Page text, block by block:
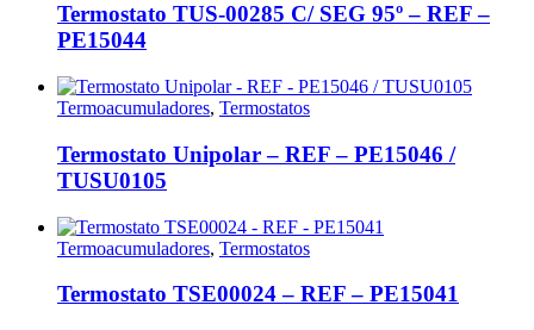
Termostato TUS-00285 C/ SEG 95º – REF –
PE15044
Termoacumuladores, Termostatos
Termostato Unipolar – REF – PE15046 /
TUSU0105
Termoacumuladores, Termostatos
Termostato TSE00024 – REF – PE15041